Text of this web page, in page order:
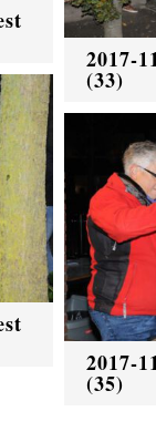
2017-
(33)
2017-
(35)